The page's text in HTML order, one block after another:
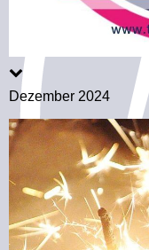
Dezember 2024